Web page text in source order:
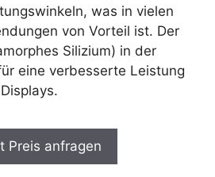
was in vielen
von Vorteil ist. Der
Silizium) in der
eine verbesserte Leistung
Preis anfragen